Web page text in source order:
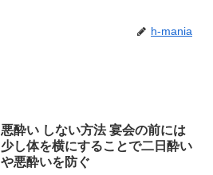
h-mania
悪酔い しない方法 宴会の前には
少し体を横にすることで二日酔い
や悪酔いを防ぐ